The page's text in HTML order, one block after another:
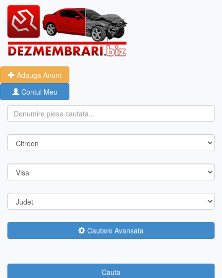
Adauga Anunt
Contul Meu
Cautare Avansata
Cauta